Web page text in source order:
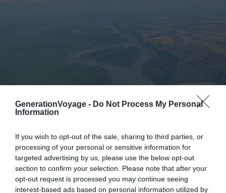
GenerationVoyage - Do Not Process My Personal
Information
If you wish to opt-out of the sale, sharing to third parties, or
processing of your personal or sensitive information for
targeted advertising by us, please use the below opt-out
section to confirm your selection. Please note that after your
opt-out request is processed you may continue seeing
interest-based ads based on personal information utilized by
L’Ob est le second plus long fleuve de Russie avec une
longueur estimée à 5 410 km. Il s’agit également du